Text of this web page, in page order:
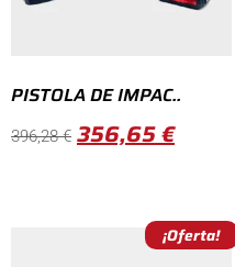
PISTOLA DE IMPAC..
396,28€ 356,65€
¡Oferta!